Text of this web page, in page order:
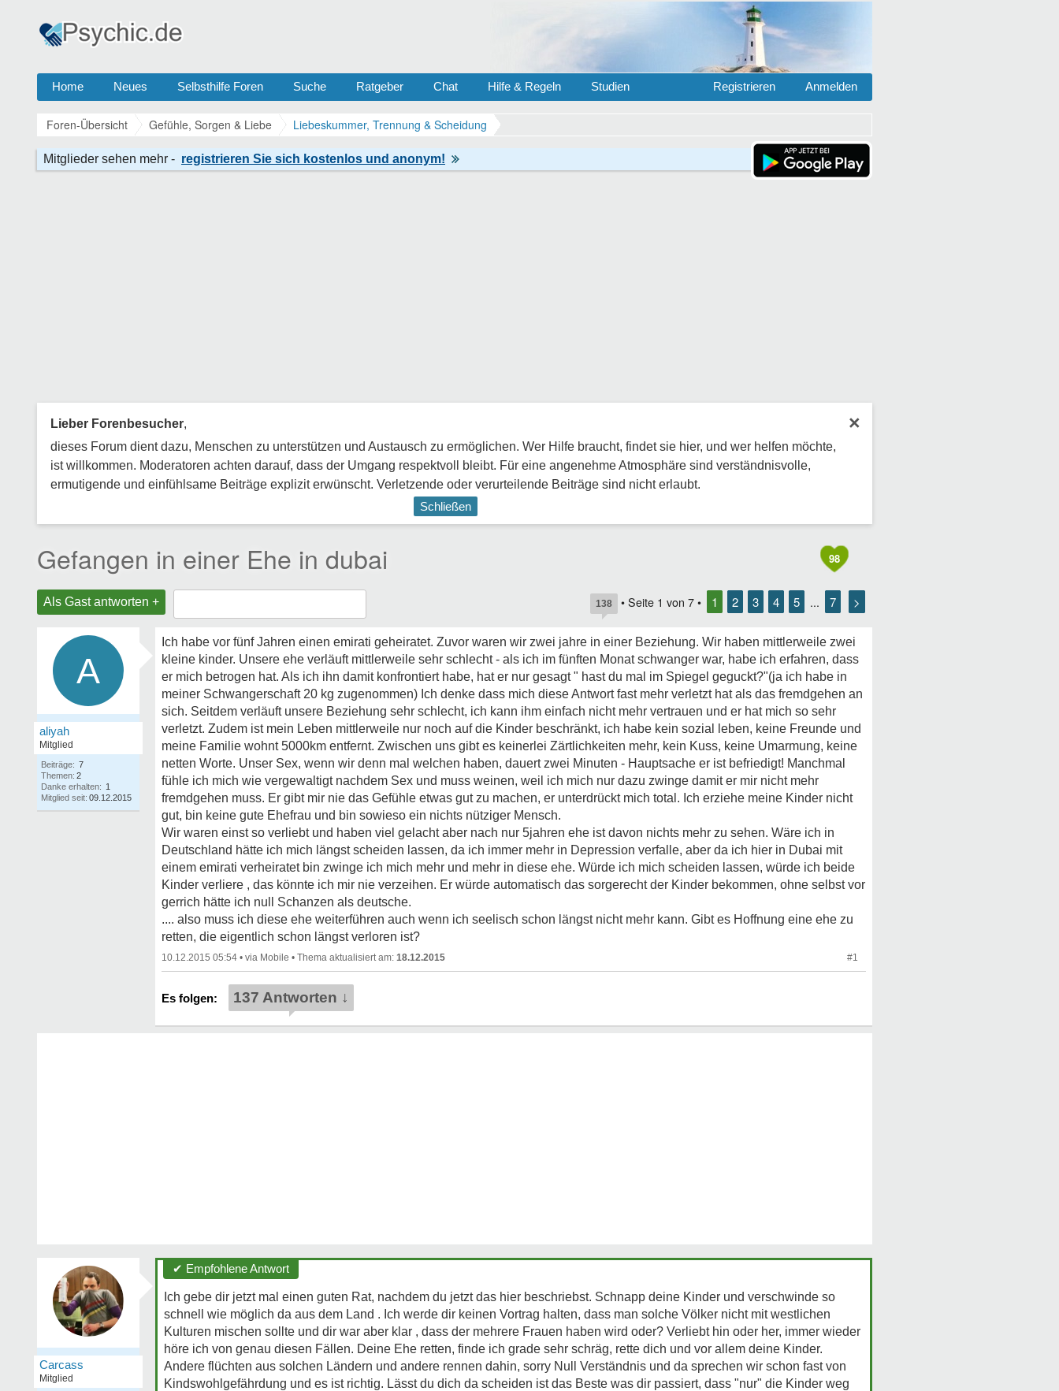
Home Neues Selbsthilfe Foren Suche Ratgeber Chat Hilfe & Regeln Studien Anmelden
Registrieren
Foren-Übersicht Gefühle, Sorgen & Liebe Liebeskummer, Trennung & Scheidung
×
Lieber Forenbesucher,
dieses Forum dient dazu, Menschen zu unterstützen und Austausch zu ermöglichen. Wer Hilfe braucht, findet sie hier, und wer helfen möchte,
ist willkommen. Moderatoren achten darauf, dass der Umgang respektvoll bleibt. Für eine angenehme Atmosphäre sind verständnisvolle,
ermutigende und einfühlsame Beiträge explizit erwünscht. Verletzende oder verurteilende Beiträge sind nicht erlaubt.
Schließen
98
Gefangen in einer Ehe in dubai
Als Gast antworten + 138 • Seite 1 von 7 • 1 2 3 4 5 ... 7 >
A
aliyah
Mitglied
Beiträge: 7
Themen: 2
Danke erhalten: 1
Mitglied seit: 09.12.2015
Ich habe vor fünf Jahren einen emirati geheiratet. Zuvor waren wir zwei jahre in einer Beziehung. Wir haben mittlerweile zwei
kleine kinder. Unsere ehe verläuft mittlerweile sehr schlecht - als ich im fünften Monat schwanger war, habe ich erfahren, dass
er mich betrogen hat. Als ich ihn damit konfrontiert habe, hat er nur gesagt " hast du mal im Spiegel geguckt?"(ja ich habe in
meiner Schwangerschaft 20 kg zugenommen) Ich denke dass mich diese Antwort fast mehr verletzt hat als das fremdgehen an
sich. Seitdem verläuft unsere Beziehung sehr schlecht, ich kann ihm einfach nicht mehr vertrauen und er hat mich so sehr
verletzt. Zudem ist mein Leben mittlerweile nur noch auf die Kinder beschränkt, ich habe kein sozial leben, keine Freunde und
meine Familie wohnt 5000km entfernt. Zwischen uns gibt es keinerlei Zärtlichkeiten mehr, kein Kuss, keine Umarmung, keine
netten Worte. Unser Sex, wenn wir denn mal welchen haben, dauert zwei Minuten - Hauptsache er ist befriedigt! Manchmal
fühle ich mich wie vergewaltigt nachdem Sex und muss weinen, weil ich mich nur dazu zwinge damit er mir nicht mehr
fremdgehen muss. Er gibt mir nie das Gefühle etwas gut zu machen, er unterdrückt mich total. Ich erziehe meine Kinder nicht
gut, bin keine gute Ehefrau und bin sowieso ein nichts nütziger Mensch.
Wir waren einst so verliebt und haben viel gelacht aber nach nur 5jahren ehe ist davon nichts mehr zu sehen. Wäre ich in
Deutschland hätte ich mich längst scheiden lassen, da ich immer mehr in Depression verfalle, aber da ich hier in Dubai mit
einem emirati verheiratet bin zwinge ich mich mehr und mehr in diese ehe. Würde ich mich scheiden lassen, würde ich beide
Kinder verliere , das könnte ich mir nie verzeihen. Er würde automatisch das sorgerecht der Kinder bekommen, ohne selbst vor
gerrich hätte ich null Schanzen als deutsche.
.... also muss ich diese ehe weiterführen auch wenn ich seelisch schon längst nicht mehr kann. Gibt es Hoffnung eine ehe zu
retten, die eigentlich schon längst verloren ist?
10.12.2015 05:54 • • 18.12.2015 #1
137 Antworten ↓
Carcass
Mitglied
✔ Empfohlene Antwort
Ich gebe dir jetzt mal einen guten Rat, nachdem du jetzt das hier beschriebst. Schnapp deine Kinder und verschwinde so
schnell wie möglich da aus dem Land . Ich werde dir keinen Vortrag halten, dass man solche Völker nicht mit westlichen
Kulturen mischen sollte und dir war aber klar , dass der mehrere Frauen haben wird oder? Verliebt hin oder her, immer wieder
höre ich von genau diesen Fällen. Deine Ehe retten, finde ich grade sehr schräg, rette dich und vor allem deine Kinder.
Andere flüchten aus solchen Ländern und andere rennen dahin, sorry Null Verständnis und da sprechen wir schon fast von
Kindswohlgefährdung und es ist richtig. Lässt du dich da scheiden ist das Beste was dir passiert, dass "nur" die Kinder weg